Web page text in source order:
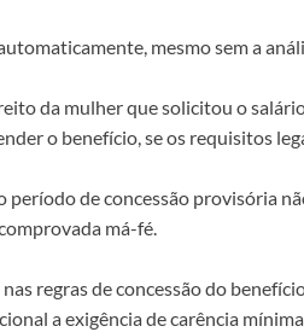
mesmo sem a
da mulher que solicitou o
o benefício, se os requisitos
período de concessão provisória
má-fé.
regras de concessão do
a exigência de carência